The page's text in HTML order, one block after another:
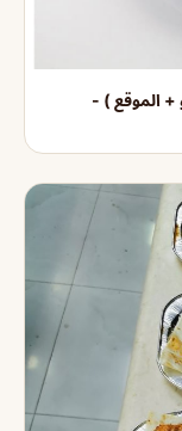
+ الموقع ) -